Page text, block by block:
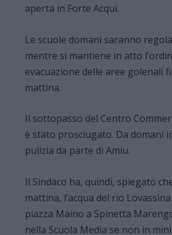
aperta in Forte Acqui.
Le scuole domani saranno
mentre si mantiene in atto
evacuazione delle aree golenali
mattina.
Il sottopasso del Centro
è stato prosciugato. Da domani
pulizia da parte di Amiu.
Il Sindaco ha, quindi, spiegato
mattina, l’acqua del rio
piazza Maino a Spinetta
nella Scuola Media se non in